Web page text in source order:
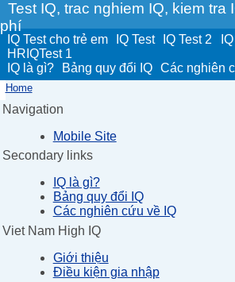
Test IQ, trac nghiem IQ, kiem tra
phí
IQ Test cho trẻ em IQ Test IQ Test 2
HRIQTest 1
IQ là gì?
Bảng quy đổi IQ Các nghiên
Home
Navigation
Mobile Site
Secondary links
IQ là gì?
Bảng quy đổi IQ
Các nghiên cứu về IQ
Viet Nam High IQ
Giới thiệu
Điều kiện gia nhập